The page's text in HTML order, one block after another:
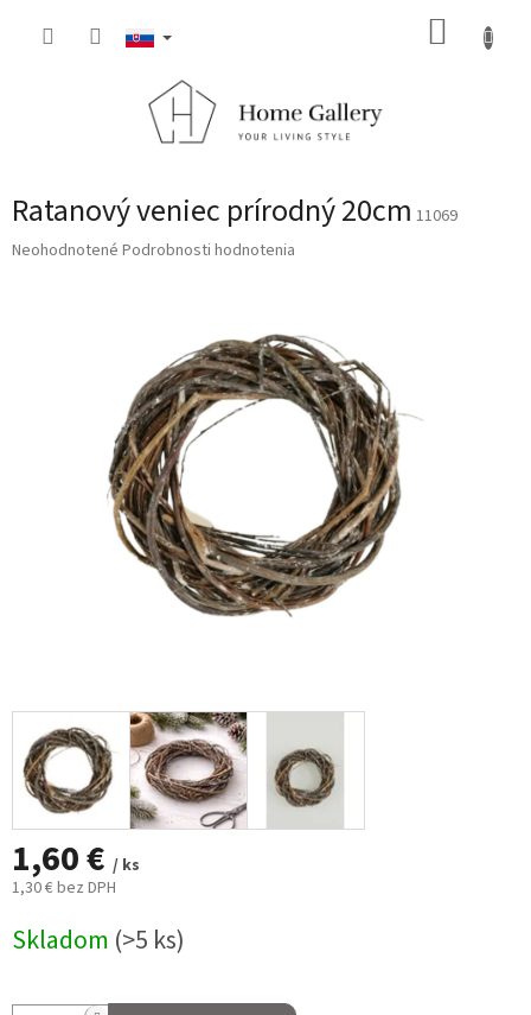
Ratanový veniec prírodný 20cm 11069
Priemerné
Neohodnotené Podrobnosti hodnotenia
1,60 € / ks
1,30 € bez DPH
cena:
Skladom (>5 ks)